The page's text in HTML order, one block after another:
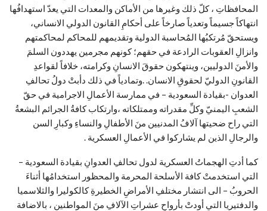
المحافظاتِ ، كلّ ذلك وغيرها من الأماكن والمعدات التي يعدّ استهدافُها
انتهاكاً جسيماً وتعدياً صارخاً على أحكامِ القانون الدولي الانساني،
ويستحقّ مُرتكبُها المُحاسبة الدولية وتقديمهم للمحاكم لمحاكمتهم
وانزالِ العقوبات الرادعة في حقهم؛ كونهم مجرمين يهددون السلمَ
والأمنَ الدوليين، وينتهكون حقوقَ الانسانِ وكرامته، خلافاً لقواعدِ
القانونِ الدوليّ لحقوقِ الانسان. .وتمادياً في ذلك دأبتْ دولُ تحالفِ
العدوان -بقيادة السعودية – في ممارسة الأعمالِ الاجرامية في حقّ
الشعبِ اليمنيّ وكلِّ مقدراته وممتلكاته ،وارتكاب كافةُ الجرائم البشعةُ
التي راح ضحيتها آلافُ المدنيين منَ الأطفالِ والنساءِ وكبارِ السن
والرجالِ الذين لم يشاركوا في الأعمالِ العسكرية .
كما أدتِ الهجماتُ العسكرية لدول تحالفِ العدوانِ بقيادة السعودية –
التي استخدمتْ كافة الأسلحة المحرمة والمحظور استخدامُها أثناءَ
الحروبُ – الى انتشار مختلفِ الأمراضِ الخطيرةِ كالكوليرا والثلاسميا
والدفتيريا التي أودتْ بأرواحِ عشراتِ الآلافِ منَ المواطنين ، بالاضافة